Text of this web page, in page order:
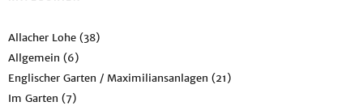
Allacher Lohe (38)
Allgemein (6)
Englischer Garten / Maximiliansanlagen (21)
Im Garten (7)